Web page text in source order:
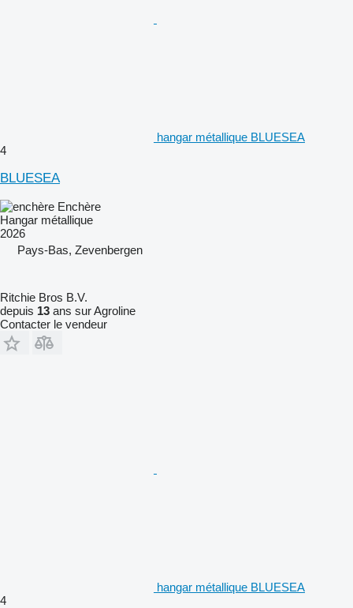
hangar métallique BLUESEA
4
BLUESEA
Enchère
Hangar métallique
2026
Pays-Bas, Zevenbergen
Ritchie Bros B.V.
depuis 13 ans sur Agroline
Contacter le vendeur
hangar métallique BLUESEA
4